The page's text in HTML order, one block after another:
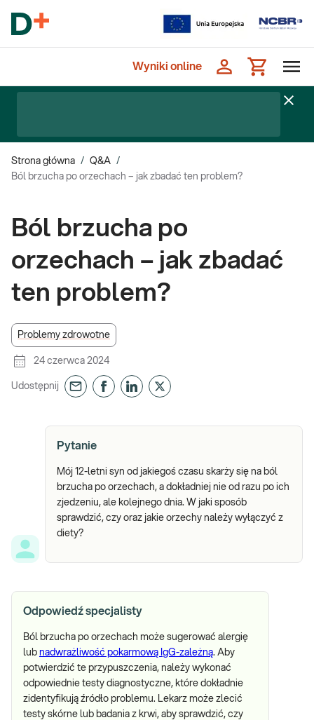
Wyniki online
Strona główna / Q&A /
Ból brzucha po orzechach – jak zbadać ten problem?
Ból brzucha po
orzechach – jak zbadać
ten problem?
Problemy zdrowotne
24 czerwca 2024
Udostępnij
Pytanie
Mój 12-letni syn od jakiegoś czasu skarży się na ból
brzucha po orzechach, a dokładniej nie od razu po ich
zjedzeniu, ale kolejnego dnia. W jaki sposób
sprawdzić, czy oraz jakie orzechy należy wyłączyć z
diety?
Odpowiedź specjalisty
Ból brzucha po orzechach może sugerować alergię
lub nadwrażliwość pokarmową IgG-zależną. Aby
potwierdzić te przypuszczenia, należy wykonać
odpowiednie testy diagnostyczne, które dokładnie
zidentyfikują źródło problemu. Lekarz może zlecić
testy skórne lub badania z krwi, aby sprawdzić, czy